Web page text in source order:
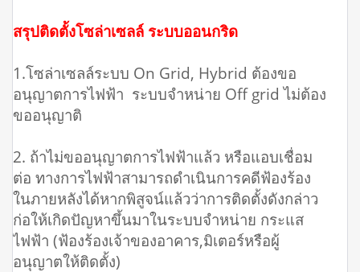
สรุปติดตั้งโซล่าเซลล์ ระบบออนกริด
1.โซล่าเซลล์ระบบ On Grid, Hybrid ต้องขอ
อนุญาตการไฟฟ้า ระบบจำหน่าย Off grid ไม่ต้อง
ขออนุญาติ
2. ถ้าไม่ขออนุญาตการไฟฟ้าแล้ว หรือแอบเชื่อม
ต่อ ทางการไฟฟ้าสามารถดำเนินการคดีฟ้องร้อง
ในภายหลังได้หากพิสูจน์แล้วว่าการติดตั้งดังกล่าว
ก่อให้เกิดปัญหาขึ้นมาในระบบจำหน่าย กระแส
ไฟฟ้า (ฟ้องร้องเจ้าของอาคาร,มิเตอร์หรือผู้
อนุญาตให้ติดตั้ง)